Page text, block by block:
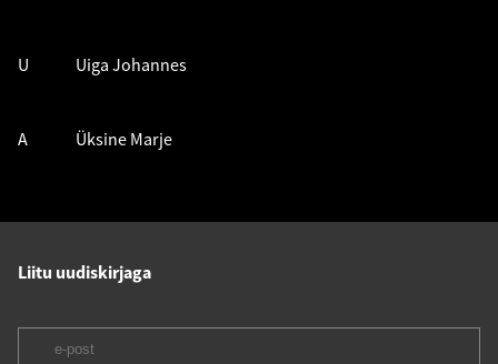
U Uiga Johannes
A Üksine Marje
Liitu uudiskirjaga